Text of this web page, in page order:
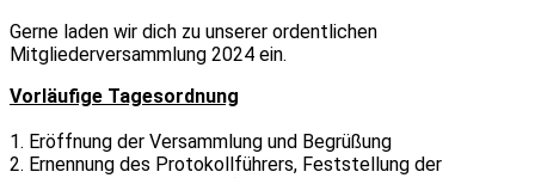
Gerne laden wir dich zu unserer ordentlichen
Mitgliederversammlung 2024 ein.
Vorläufige Tagesordnung
1. Eröffnung der Versammlung und Begrüßung
2. Ernennung des Protokollführers, Feststellung der